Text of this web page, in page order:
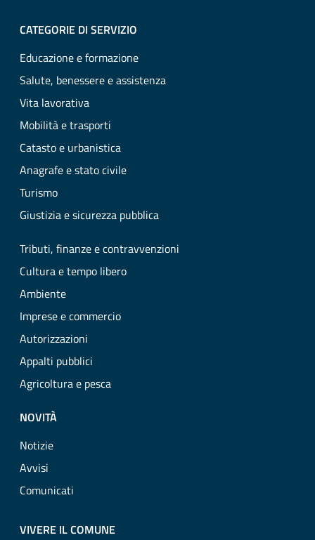
CATEGORIE DI SERVIZIO
Educazione e formazione
Salute, benessere e assistenza
Vita lavorativa
Mobilità e trasporti
Catasto e urbanistica
Anagrafe e stato civile
Turismo
Giustizia e sicurezza pubblica
Tributi, finanze e contravvenzioni
Cultura e tempo libero
Ambiente
Imprese e commercio
Autorizzazioni
Appalti pubblici
Agricoltura e pesca
NOVITÀ
Notizie
Avvisi
Comunicati
VIVERE IL COMUNE